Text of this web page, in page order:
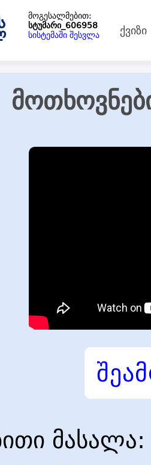
მოგესალმებით:
სტუმარი_606958
სისტემაში შესვლა
ქვიზი
მასალა: